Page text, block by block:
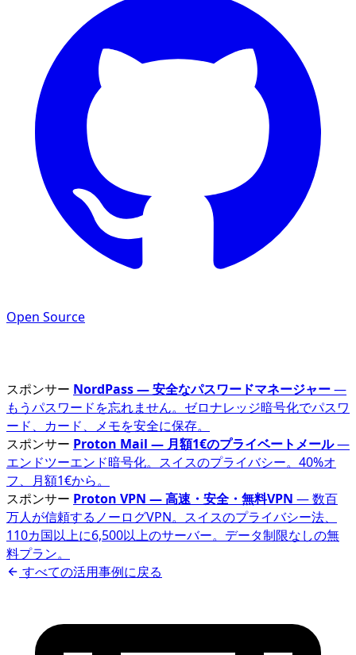
Open Source
スポンサー NordPass — 安全なパスワードマネージャー—
もうパスワードを忘れません。ゼロナレッジ暗号化でパスワ
ード、カード、メモを安全に保存。
スポンサー Proton Mail — 月額1€のプライベートメール—
エンドツーエンド暗号化。スイスのプライバシー。40%オ
フ、月額1€から。
スポンサー Proton VPN — 高速・安全・無料VPN — 数百
万人が信頼するノーログVPN。スイスのプライバシー法、
110カ国以上に6,500以上のサーバー。データ制限なしの無
料プラン。
すべての活用事例に戻る